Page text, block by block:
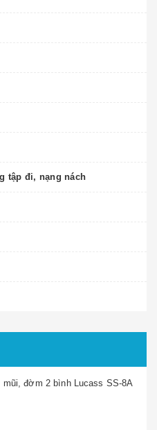
tập đi, nạng nách
mũi, đờm 2 bình Lucass SS-8A